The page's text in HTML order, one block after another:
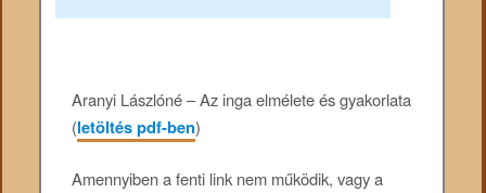
Aranyi Lászlóné – Az inga elmélete és gyakorlata
(letöltés pdf-ben)
Amennyiben a fenti link nem működik, vagy a